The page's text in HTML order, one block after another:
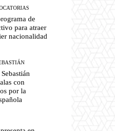
de
para atraer
nacionalidad
con
por la